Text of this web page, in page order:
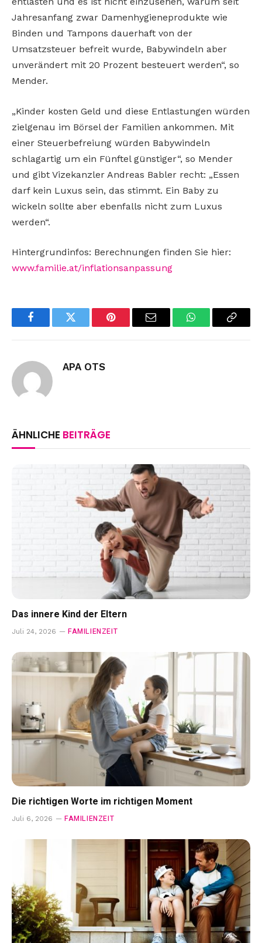
Jahresanfang zwar Damenhygieneprodukte wie
Binden und Tampons dauerhaft von der
Umsatzsteuer befreit wurde, Babywindeln aber
unverändert mit 20 Prozent besteuert werden“, so
Mender.
„Kinder kosten Geld und diese Entlastungen würden
zielgenau im Börsel der Familien ankommen. Mit
einer Steuerbefreiung würden Babywindeln
schlagartig um ein Fünftel günstiger“, so Mender
und gibt Vizekanzler Andreas Babler recht: „Essen
darf kein Luxus sein, das stimmt. Ein Baby zu
wickeln sollte aber ebenfalls nicht zum Luxus
werden“.
Hintergrundinfos: Berechnungen finden Sie hier:
www.familie.at/inflationsanpassung
FacebookTwitter Pinterest Email WhatsAppCopy
APA OTS
ÄHNLICHE BEITRÄGE
Das innere Kind der Eltern
Juli 24, 2026 FAMILIENZEIT
Die richtigen Worte im richtigen Moment
Juli 6, 2026 FAMILIENZEIT